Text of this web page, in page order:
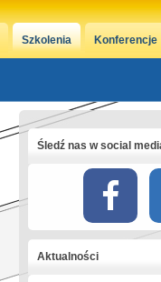
Szkolenia Konferencje
Śledź nas w social
Aktualności